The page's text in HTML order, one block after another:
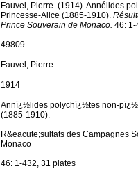
Fauvel, Pierre. (1914). Annélides
Princesse-Alice (1885-1910).
Prince Souverain de Monaco. 46: 1-
49809
Fauvel, Pierre
1914
Annï¿½lides polychï¿½tes non-
(1885-1910).
R&eacute;sultats des Campagnes
Monaco
46: 1-432, 31 plates